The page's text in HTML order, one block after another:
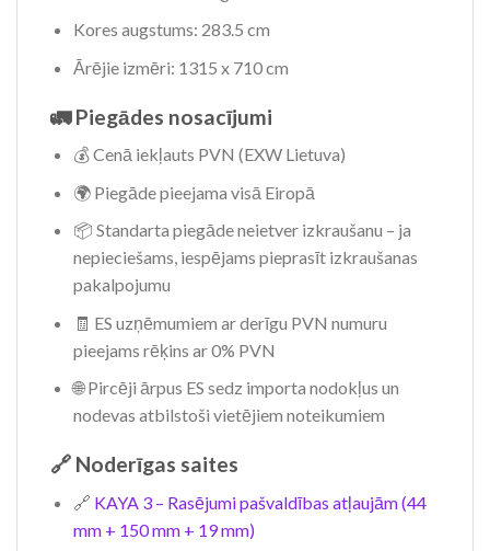
Kores augstums: 283.5 cm
Ārējie izmēri: 1315 x 710 cm
🚛 Piegādes nosacījumi
💰 Cenā iekļauts PVN (EXW Lietuva)
🌍 Piegāde pieejama visā Eiropā
📦 Standarta piegāde neietver izkraušanu – ja
nepieciešams, iespējams pieprasīt izkraušanas
pakalpojumu
🧾 ES uzņēmumiem ar derīgu PVN numuru
pieejams rēķins ar 0% PVN
🌐 Pircēji ārpus ES sedz importa nodokļus un
nodevas atbilstoši vietējiem noteikumiem
🔗 Noderīgas saites
🔗 KAYA 3 – Rasējumi pašvaldības atļaujām (44
mm + 150 mm + 19 mm)